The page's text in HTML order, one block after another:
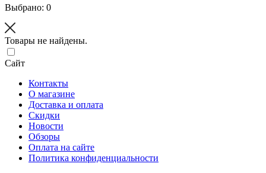
Выбрано: 0
Товары не найдены.
Сайт
Контакты
О магазине
Доставка и оплата
Скидки
Новости
Обзоры
Оплата на сайте
Политика конфиденциальности